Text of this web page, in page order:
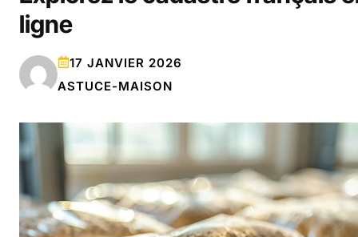
ligne
17 JANVIER 2026
ASTUCE-MAISON